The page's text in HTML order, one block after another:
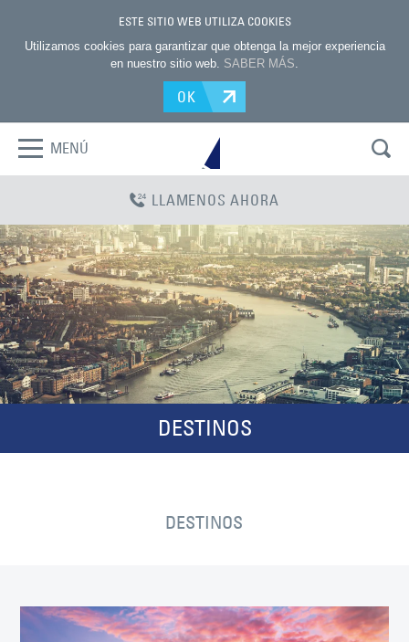
ESTE SITIO WEB UTILIZA COOKIES
Utilizamos cookies para garantizar que obtenga la mejor experiencia
en nuestro sitio web. SABER MÁS.
OK
MENÚ
LLAMENOS AHORA
DESTINOS
DESTINOS